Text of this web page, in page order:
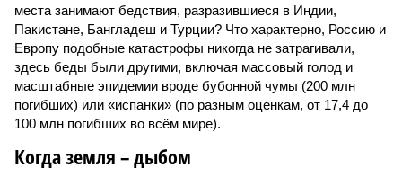
места занимают бедствия, разразившиеся в Индии,
Пакистане, Бангладеш и Турции? Что характерно, Россию и
Европу подобные катастрофы никогда не затрагивали,
здесь беды были другими, включая массовый голод и
масштабные эпидемии вроде бубонной чумы (200 млн
погибших) или «испанки» (по разным оценкам, от 17,4 до
100 млн погибших во всём мире).
Когда земля – дыбом